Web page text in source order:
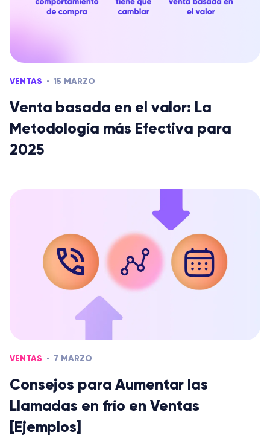
VENTAS 15 MARZO
Venta basada en el valor: La
Metodología más Efectiva para
2025
VENTAS 7 MARZO
Consejos para Aumentar las
Llamadas en frío en Ventas
[Ejemplos]